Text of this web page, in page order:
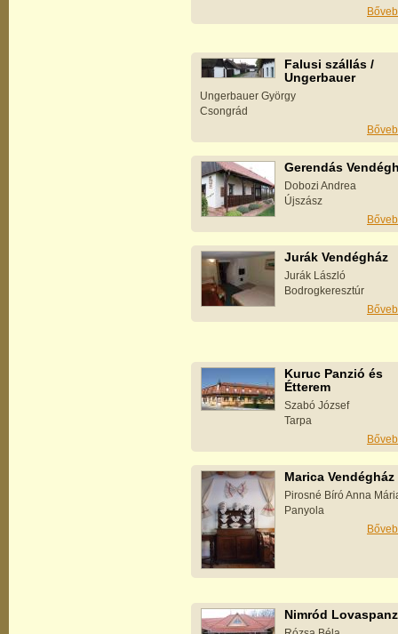
Falusi szállás /
Ungerbauer
Ungerbauer György
Csongrád
Gerendás
Dobozi Andrea
Újszász
Jurák Vendégház
Jurák László
Bodrogkeresztúr
Kuruc Panzió és
Étterem
Szabó József
Tarpa
Marica Vendégház
Pirosné Bíró Anna
Panyola
Nimród